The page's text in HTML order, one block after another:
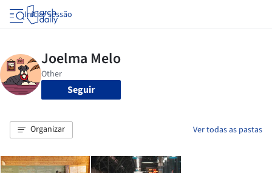
Iniciar sessão
Seguir
Organizar Ver todas as pastas